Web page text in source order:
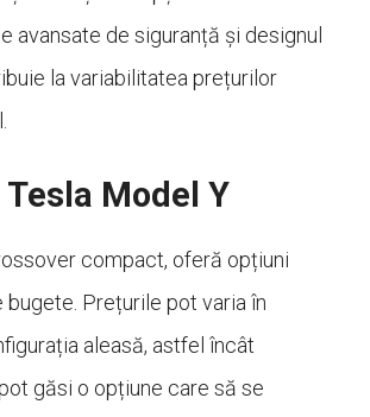
avansate de siguranță și designul
la variabilitatea prețurilor
Model Y
compact, oferă opțiuni
Prețurile pot varia în
aleasă, astfel încât
găsi o opțiune care să se